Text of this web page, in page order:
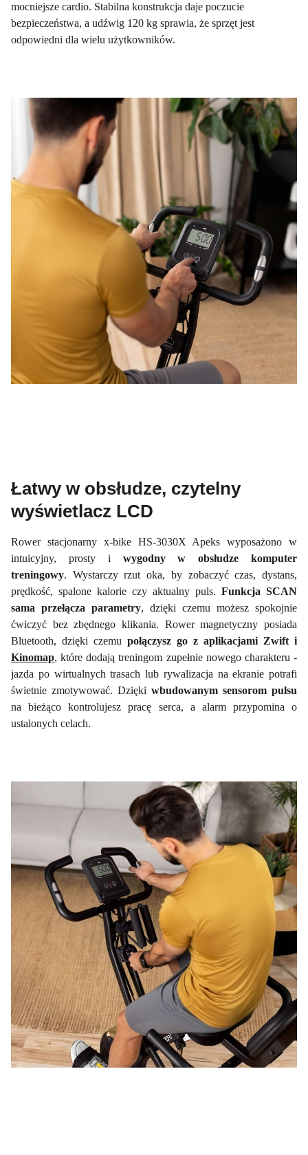
mocniejsze cardio. Stabilna konstrukcja daje poczucie
bezpieczeństwa, a udźwig 120 kg sprawia, że sprzęt jest
odpowiedni dla wielu użytkowników.
Łatwy w obsłudze, czytelny
wyświetlacz LCD
Rower stacjonarny x-bike HS-3030X Apeks wyposażono w
intuicyjny, prosty i wygodny w obsłudze komputer
treningowy. Wystarczy rzut oka, by zobaczyć czas, dystans,
prędkość, spalone kalorie czy aktualny puls. Funkcja SCAN
sama przełącza parametry, dzięki czemu możesz spokojnie
ćwiczyć bez zbędnego klikania. Rower magnetyczny posiada
Bluetooth, dzięki czemu połączysz go z aplikacjami Zwift i
Kinomap, które dodają treningom zupełnie nowego charakteru -
jazda po wirtualnych trasach lub rywalizacja na ekranie potrafi
świetnie zmotywować. Dzięki wbudowanym sensorom pulsu
na bieżąco kontrolujesz pracę serca, a alarm przypomina o
ustalonych celach.